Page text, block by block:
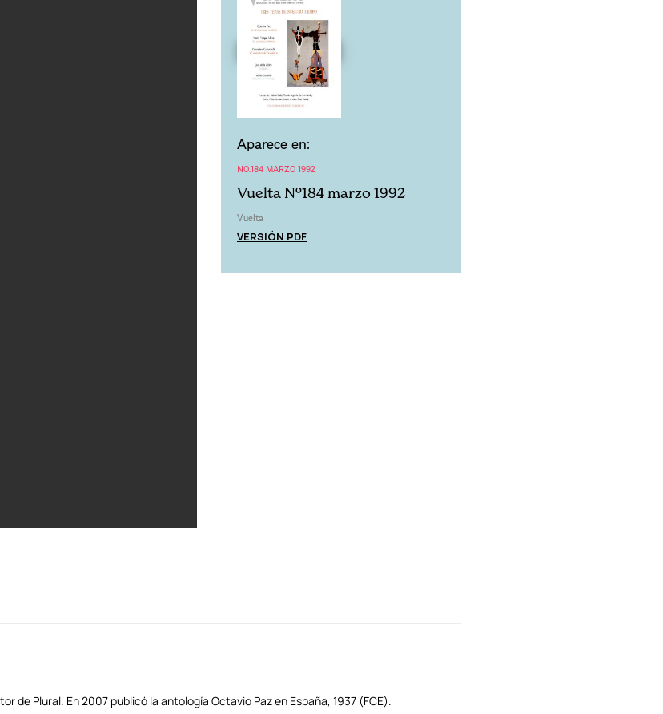
Aparece en:
NO.184 MARZO 1992
Vuelta Nº184 marzo 1992
Vuelta
VERSIÓN PDF
de Plural. En 2007 publicó la antología Octavio Paz en España, 1937 (FCE).